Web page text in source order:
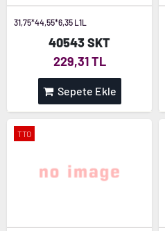
31,75*44,55*6,35 L1L
40543 SKT
229,31 TL
Sepete Ekle
TTO